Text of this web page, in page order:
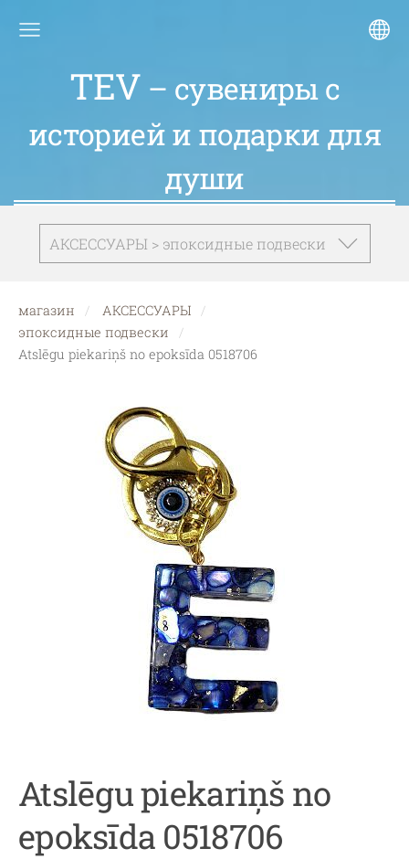
TEV – сувениры с
историей и подарки для
души
АКСЕССУАРЫ > эпоксидные подвески
магазин
АКСЕССУАРЫ
эпоксидные подвески
Atslēgu piekariņš no epoksīda 0518706
Atslēgu piekariņš no
epoksīda 0518706